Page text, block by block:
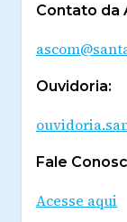
Contato da
Ouvidoria:
Fale
Acesse aqui